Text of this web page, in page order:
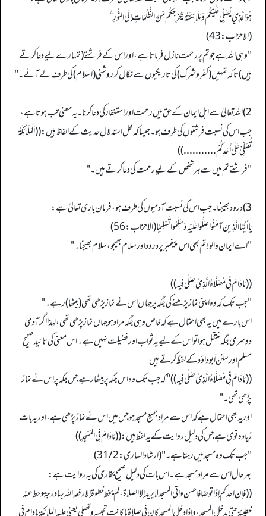
هُوَ الَّذِي يُصَلِّي عَلَيْكُمْ وَمَلَائِكَتُهُ لِيُخْرِجَكُم مِّنَ الظُّلُمَاتِ إِلَى النُّورِ ۚ
(الاحزاب: 43)
"وہی الله ہے جو تم پر رحمت نازل فرماتا ہے، اور اس کے فرشتے (تمہارے لیے دعا کرتے
ہیں) تاکہ تمہیں (کفر و شرک) کی تاریکیوں سے نکال کر روشنی (اسلام) کی طرف لے آئے۔ "
2) الله تعالیٰ سے اہل ایمان کے حق میں رحمت اور استغفار کی دعا کرنا۔ یہ معنی تب ہوتا ہے،
جب اس کی نسبت فرشتوں کی طرف ہو۔ جیسا کہ محل استدلال حدیث کے الفاظ ہیں: ((اَلْمَلَائِکَةُ
تُصَلِّیْ عَلَی أَحَدِکُمْ...........))
"فرشتے تم میں سے ہر شخص کے لیے رحمت کی دعا کرتے ہیں۔ "
3) درود بھیجنا۔ جب اس کی نسبت آدمیوں کی طرف ہو، فرمان باری تعالیٰ ہے:
يَا أَيُّهَا الَّذِينَ آمَنُوا صَلُّوا عَلَيْهِ وَسَلِّمُوا تَسْلِيمًا (الاحزاب: 56)
"اے ایمان والو! تم بھی اس پیغمبر پر درود اور سلام بھیجو، سلام بھیجنا۔ "
((مَا دَامَ فِي مُصَلَّاہُ الَّذِیْ صَلَّی فِیْهِ))
"جب تک کہ وہ اپنی نماز پڑھنے کی جگہ پر جہاں اس نے نماز پڑھی تھی (بیٹھا) رہے۔ "
اس بارے میں یہ بھی احتمال ہے کہ خاص وہی جگہ مراد ہو جہاں نماز پڑھی تھی، لہذا اگر آدمی
دوسری جگہ منتقل ہوا تو اس کے لیے یہ ثواب اور فضیلت نہیں ہے۔ اس معنی کی تائید صحیح
مسلم اور سنن أبو داؤد کے لفظ کرتے ہیں
((مَا دَامَ فِي مُصَلَّاہُ الَّذِیْ صَلَّی فِیْهِ)) "کہ جب تک وہ اس جگہ پر بیٹھا رہے جس جگہ پر اس نے نماز
پڑھی تھی۔ "
اور یہ بھی احتمال ہے کہ اس سے مراد جمیع مسجد ہو جس میں اس نے نماز پڑھی ہے، اور یہ بات
زیادہ قوی ہے جس کی دلیل روایت کے یہ لفظ ہیں: ((مَا دَامَ فِي الْمَسْجِدِ))
"جب تک وہ مسجد میں رہتا ہے۔ " (ارشاد الساری: 31/2)
بہرحال اس سے مراد مسجد ہے۔ اس بات کی دلیل صحیح بخاری کی یہ روایت ہے:
((فإن احدكم إذا توضا فاحسن واتى المسجد لا يريد إلا الصلاة، لم يخط خطوة إلا رفعه الله بها درجة وحط عنه